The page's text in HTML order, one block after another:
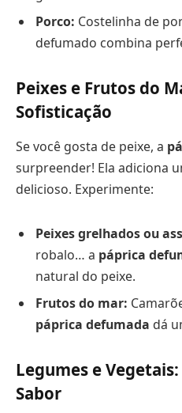
Porco: Costelinha de
defumado combina
Peixes e Frutos do
Sofisticação
Se você gosta de peixe, a
surpreender! Ela adiciona
delicioso. Experimente:
Peixes grelhados ou
robalo… a páprica
natural do peixe.
Frutos do mar:
páprica defumada dá
Legumes e
Sabor